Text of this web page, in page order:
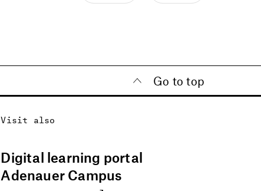
Go to top
Visit also
Digital learning portal
Adenauer Campus